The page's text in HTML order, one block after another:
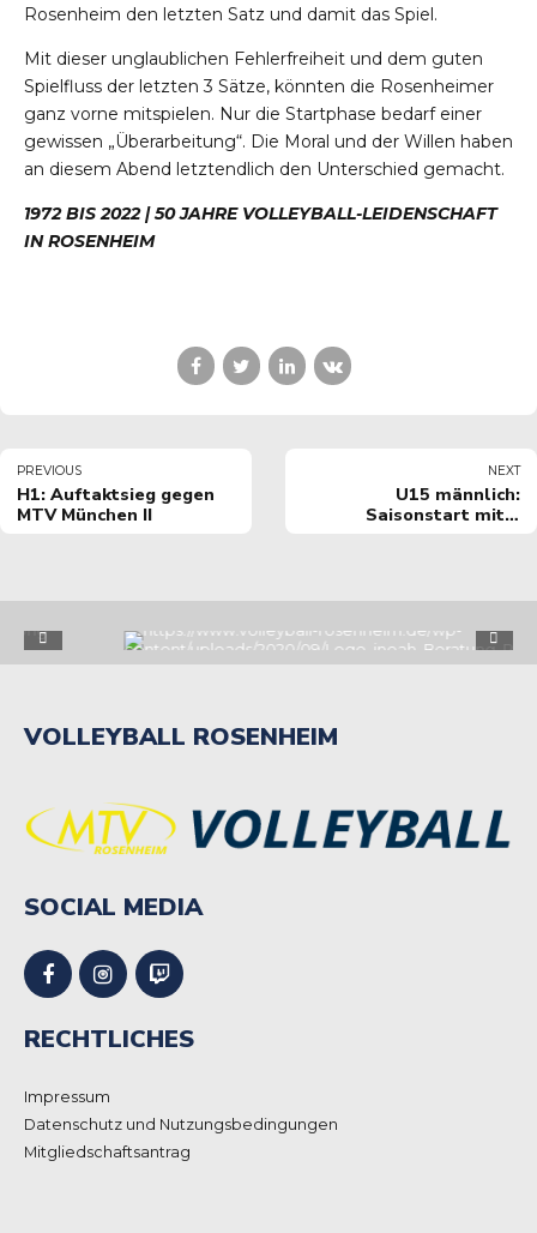
Rosenheim den letzten Satz und damit das Spiel.
Mit dieser unglaublichen Fehlerfreiheit und dem guten
Spielfluss der letzten 3 Sätze, könnten die Rosenheimer
ganz vorne mitspielen. Nur die Startphase bedarf einer
gewissen „Überarbeitung“. Die Moral und der Willen haben
an diesem Abend letztendlich den Unterschied gemacht.
1972 BIS 2022 | 50 JAHRE VOLLEYBALL-LEIDENSCHAFT
IN ROSENHEIM
PREVIOUS
H1: Auftaktsieg gegen
MTV München II
NEXT
U15 männlich:
Saisonstart mit 4
VOLLEYBALL ROSENHEIM
SOCIAL MEDIA
RECHTLICHES
Impressum
Datenschutz und Nutzungsbedingungen
Mitgliedschaftsantrag